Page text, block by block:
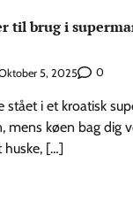
til brug i
5, 2025 0
stået i et kroatisk
mens køen bag dig
huske, […]